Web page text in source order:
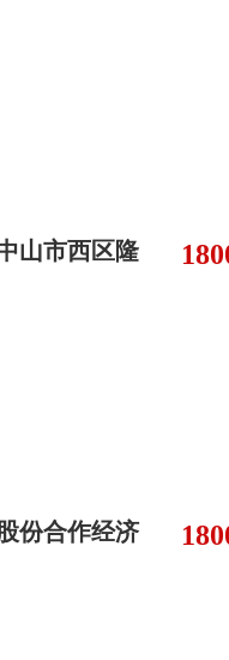
山市西区隆
份合作经济